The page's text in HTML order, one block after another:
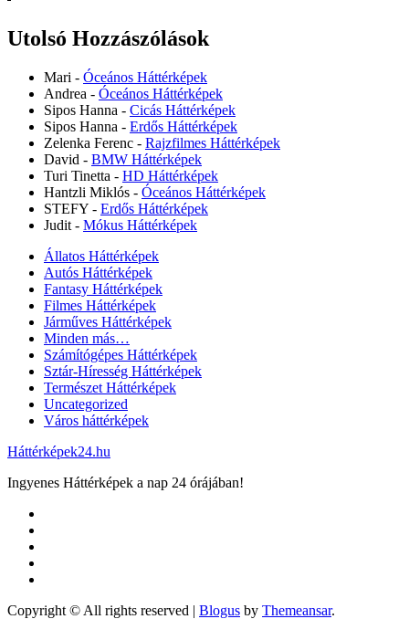
Utolsó Hozzászólások
Mari - Óceános Háttérképek
Andrea - Óceános Háttérképek
Sipos Hanna - Cicás Háttérképek
Sipos Hanna - Erdős Háttérképek
Zelenka Ferenc - Rajzfilmes Háttérképek
David - BMW Háttérképek
Turi Tinetta - HD Háttérképek
Hantzli Miklós - Óceános Háttérképek
STEFY - Erdős Háttérképek
Judit - Mókus Háttérképek
Állatos Háttérképek
Autós Háttérképek
Fantasy Háttérképek
Filmes Háttérképek
Járműves Háttérképek
Minden más…
Számítógépes Háttérképek
Sztár-Híresség Háttérképek
Természet Háttérképek
Uncategorized
Város háttérképek
Háttérképek24.hu
Ingyenes Háttérképek a nap 24 órájában!
Copyright © All rights reserved | Blogus by Themeansar.